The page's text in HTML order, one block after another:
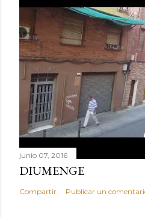
junio 07, 2016
DIUMENGE
Compartir Publicar un